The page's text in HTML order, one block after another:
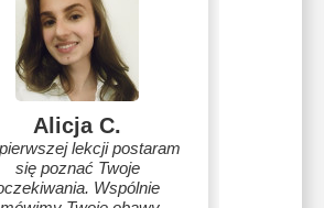
Alicja C.
lekcji postaram
się poznać Twoje
Wspólnie